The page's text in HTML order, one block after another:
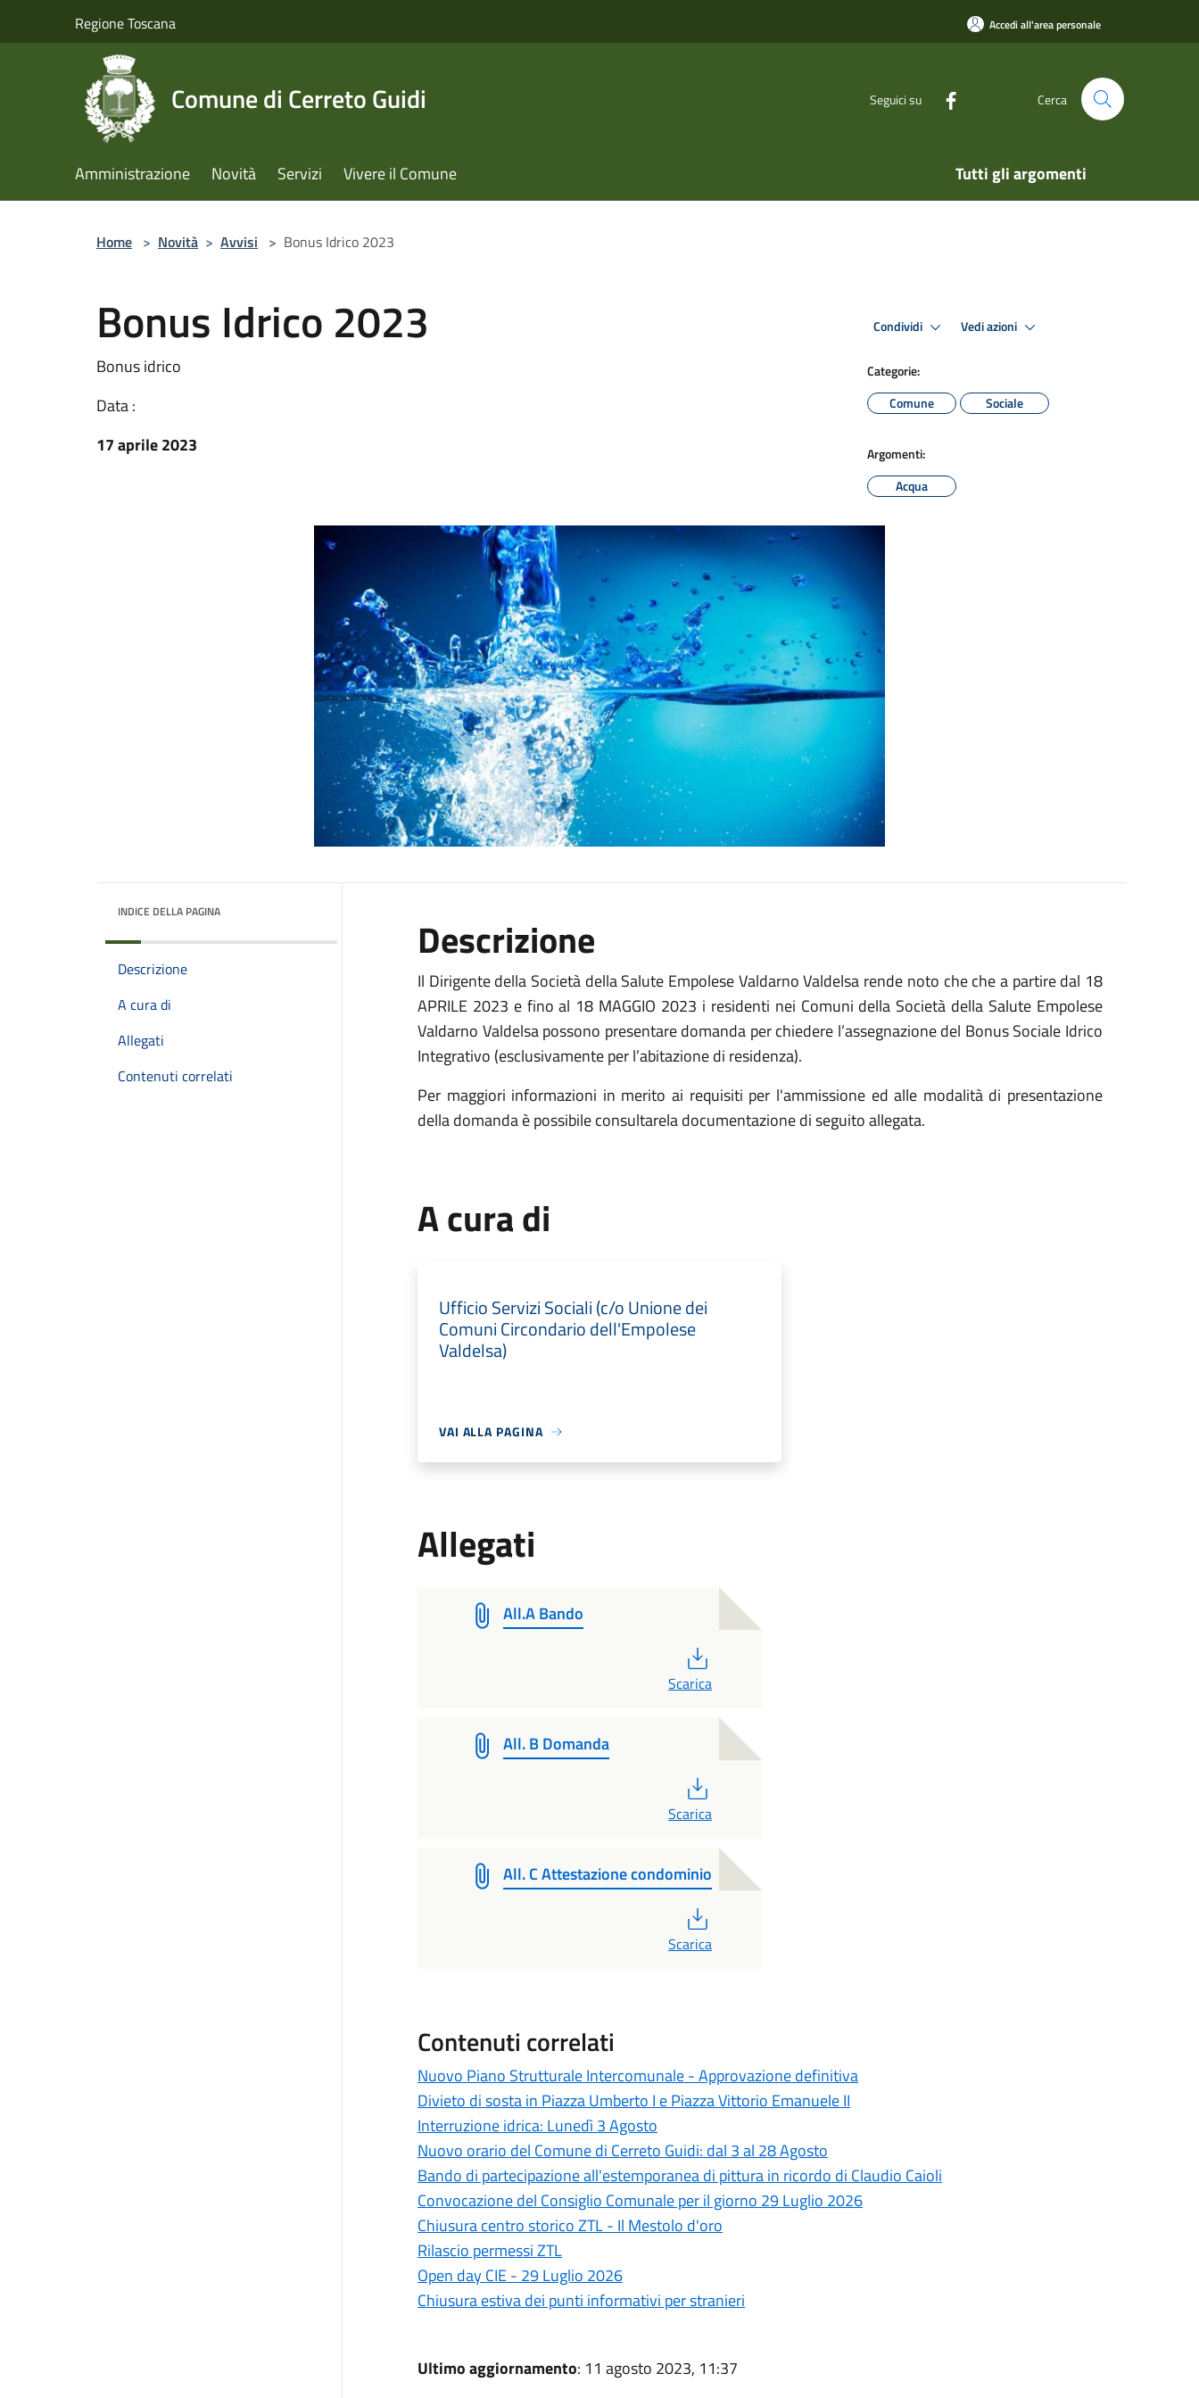
Regione Toscana Accedi all'area personale
Comune di Cerreto Guidi Seguici su Cerca
Amministrazione Novità Servizi Vivere il Comune Tutti gli argomenti
Home > Novità > Avvisi > Bonus Idrico 2023
Bonus Idrico 2023
Bonus idrico
Data :
17 aprile 2023
Condividi Vedi azioni
Categorie:
Comune
Sociale
Argomenti:
Acqua
INDICE DELLA PAGINA
Descrizione
A cura di
Allegati
Contenuti correlati
Descrizione
Il Dirigente della Società della Salute Empolese Valdarno Valdelsa rende noto che che a partire dal 18
APRILE 2023 e fino al 18 MAGGIO 2023 i residenti nei Comuni della Società della Salute Empolese
Valdarno Valdelsa possono presentare domanda per chiedere l’assegnazione del Bonus Sociale Idrico
Integrativo (esclusivamente per l’abitazione di residenza).
Per maggiori informazioni in merito ai requisiti per l'ammissione ed alle modalità di presentazione
della domanda è possibile consultarela documentazione di seguito allegata.
A cura di
Ufficio Servizi Sociali (c/o Unione dei
Comuni Circondario dell'Empolese
Valdelsa)
VAI ALLA PAGINA
Allegati
All.A Bando
Scarica
All. B Domanda
Scarica
All. C Attestazione condominio
Scarica
Contenuti correlati
Nuovo Piano Strutturale Intercomunale - Approvazione definitiva
Divieto di sosta in Piazza Umberto I e Piazza Vittorio Emanuele II
Interruzione idrica: Lunedì 3 Agosto
Nuovo orario del Comune di Cerreto Guidi: dal 3 al 28 Agosto
Bando di partecipazione all'estemporanea di pittura in ricordo di Claudio Caioli
Convocazione del Consiglio Comunale per il giorno 29 Luglio 2026
Chiusura centro storico ZTL - Il Mestolo d'oro
Rilascio permessi ZTL
Open day CIE - 29 Luglio 2026
Chiusura estiva dei punti informativi per stranieri
Ultimo aggiornamento: 11 agosto 2023, 11:37